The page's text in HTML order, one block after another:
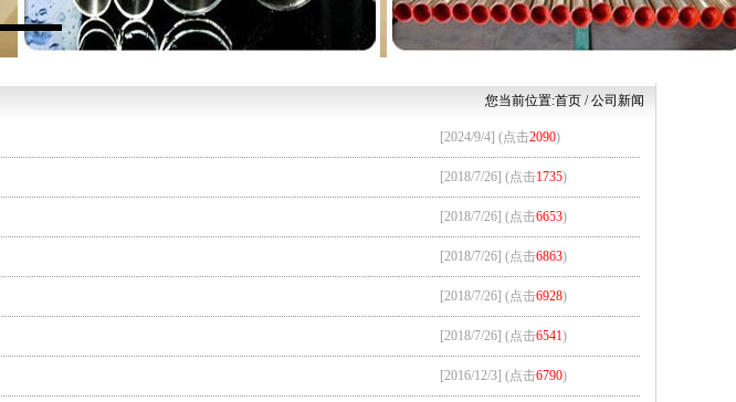
您当前位置:首页 / 公司新闻
[2024/9/4] (点击2090)
[2018/7/26] (点击1735)
[2018/7/26] (点击6653)
[2018/7/26] (点击6863)
[2018/7/26] (点击6928)
[2018/7/26] (点击6541)
[2016/12/3] (点击6790)